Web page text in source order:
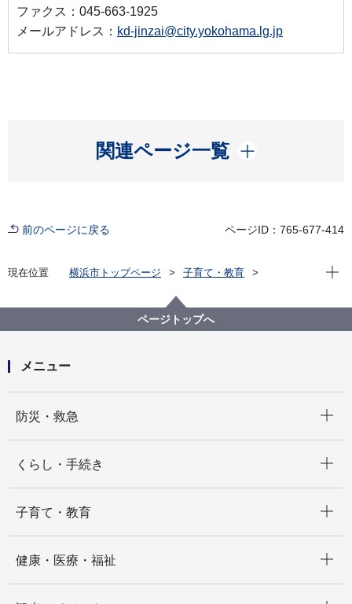
ファクス：045-663-1925
メールアドレス： kd-jinzai@city.yokohama.lg.jp
関連ページ一覧
開く
前のページに戻る ページID：765-677-414
現在位置 横浜市トップページ
子育て・教育
保育所等における医療的ケア児の受入れ推進について
現在
ページトップへ
メニュー
防災・救急
くらし・手続き
子育て・教育
健康・医療・福祉